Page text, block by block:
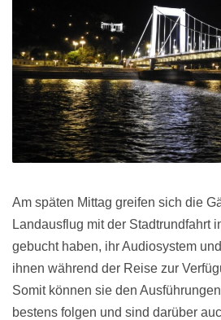
Am späten Mittag greifen sich die
Landausflug mit der Stadtrundfahrt
gebucht haben, ihr Audiosystem
ihnen während der Reise zur
Somit können sie den
bestens folgen und sind darüber